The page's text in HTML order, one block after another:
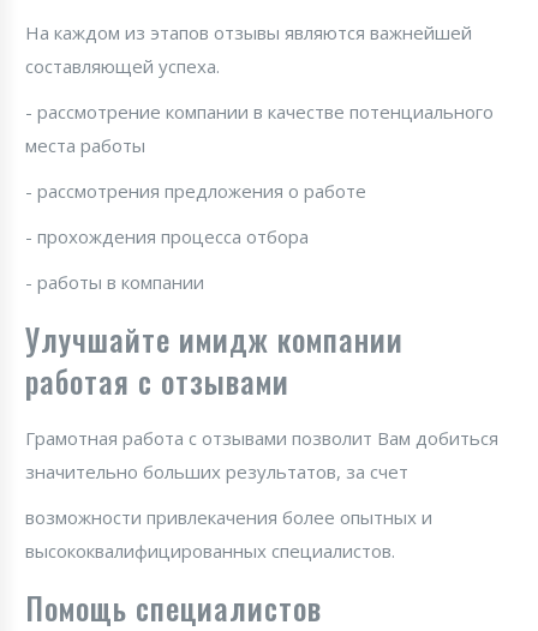
На каждом из этапов отзывы являются важнейшей
составляющей успеха.
- рассмотрение компании в качестве потенциального
места работы
- рассмотрения предложения о работе
- прохождения процесса отбора
- работы в компании
Улучшайте имидж компании
работая с отзывами
Грамотная работа с отзывами позволит Вам добиться
значительно больших результатов, за счет
возможности привлекачения более опытных и
высококвалифицированных специалистов.
Помощь специалистов